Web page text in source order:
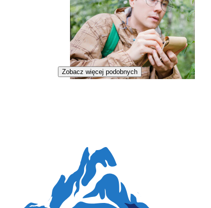
Zobacz więcej podobnych